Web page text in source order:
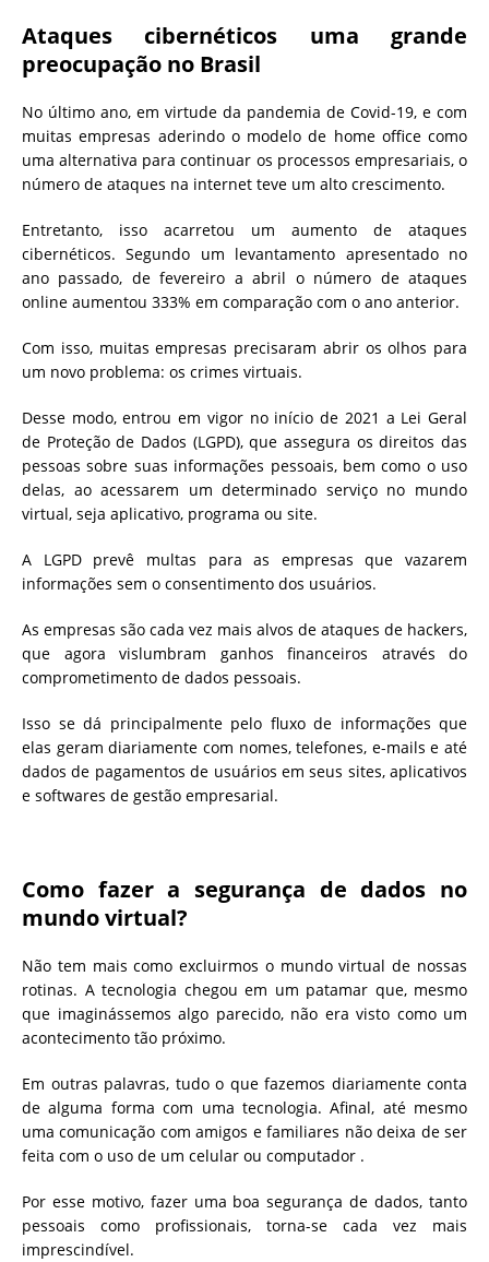
Ataques cibernéticos uma grande
preocupação no Brasil
No último ano, em virtude da pandemia de Covid-19, e com
muitas empresas aderindo o modelo de home office como
uma alternativa para continuar os processos empresariais, o
número de ataques na internet teve um alto crescimento.
Entretanto, isso acarretou um aumento de ataques
cibernéticos. Segundo um levantamento apresentado no
ano passado, de fevereiro a abril o número de ataques
online aumentou 333% em comparação com o ano anterior.
Com isso, muitas empresas precisaram abrir os olhos para
um novo problema: os crimes virtuais.
Desse modo, entrou em vigor no início de 2021 a Lei Geral
de Proteção de Dados (LGPD), que assegura os direitos das
pessoas sobre suas informações pessoais, bem como o uso
delas, ao acessarem um determinado serviço no mundo
virtual, seja aplicativo, programa ou site.
A LGPD prevê multas para as empresas que vazarem
informações sem o consentimento dos usuários.
As empresas são cada vez mais alvos de ataques de hackers,
que agora vislumbram ganhos financeiros através do
comprometimento de dados pessoais.
Isso se dá principalmente pelo fluxo de informações que
elas geram diariamente com nomes, telefones, e-mails e até
dados de pagamentos de usuários em seus sites, aplicativos
e softwares de gestão empresarial.
Como fazer a segurança de dados no
mundo virtual?
Não tem mais como excluirmos o mundo virtual de nossas
rotinas. A tecnologia chegou em um patamar que, mesmo
que imaginássemos algo parecido, não era visto como um
acontecimento tão próximo.
Em outras palavras, tudo o que fazemos diariamente conta
de alguma forma com uma tecnologia. Afinal, até mesmo
uma comunicação com amigos e familiares não deixa de ser
feita com o uso de um celular ou computador .
Por esse motivo, fazer uma boa segurança de dados, tanto
pessoais como profissionais, torna-se cada vez mais
imprescindível.